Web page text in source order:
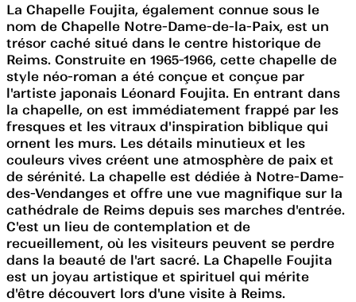
La Chapelle Foujita, également connue sous le
nom de Chapelle Notre-Dame-de-la-Paix, est un
trésor caché situé dans le centre historique de
Reims. Construite en 1965-1966, cette chapelle de
style néo-roman a été conçue et conçue par
l'artiste japonais Léonard Foujita. En entrant dans
la chapelle, on est immédiatement frappé par les
fresques et les vitraux d'inspiration biblique qui
ornent les murs. Les détails minutieux et les
couleurs vives créent une atmosphère de paix et
de sérénité. La chapelle est dédiée à Notre-Dame-
des-Vendanges et offre une vue magnifique sur la
cathédrale de Reims depuis ses marches d'entrée.
C'est un lieu de contemplation et de
recueillement, où les visiteurs peuvent se perdre
dans la beauté de l'art sacré. La Chapelle Foujita
est un joyau artistique et spirituel qui mérite
d'être découvert lors d'une visite à Reims.